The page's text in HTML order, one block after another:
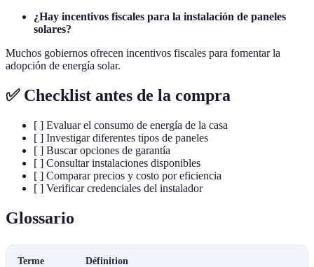
¿Hay incentivos fiscales para la instalación de paneles
solares?
Muchos gobiernos ofrecen incentivos fiscales para fomentar la
adopción de energía solar.
✅ Checklist antes de la compra
[ ] Evaluar el consumo de energía de la casa
[ ] Investigar diferentes tipos de paneles
[ ] Buscar opciones de garantía
[ ] Consultar instalaciones disponibles
[ ] Comparar precios y costo por eficiencia
[ ] Verificar credenciales del instalador
Glossario
Terme Définition